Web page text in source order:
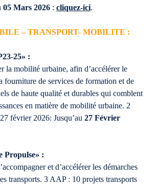
05 Mars 2026 : cliquez-ici.
– TRANSPORT- MOBILITE :
25» :
la mobilité urbaine, afin d’accélérer le
fourniture de services de formation et de
de haute qualité et durables qui comblent
en matière de mobilité urbaine. 2
février 2026: Jusqu’au 27 Février
Propulse» :
et d’accélérer les démarches
transports. 3 AAP : 10 projets transports